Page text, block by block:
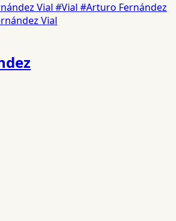
Vial #Vial #Arturo Fernández
Vial